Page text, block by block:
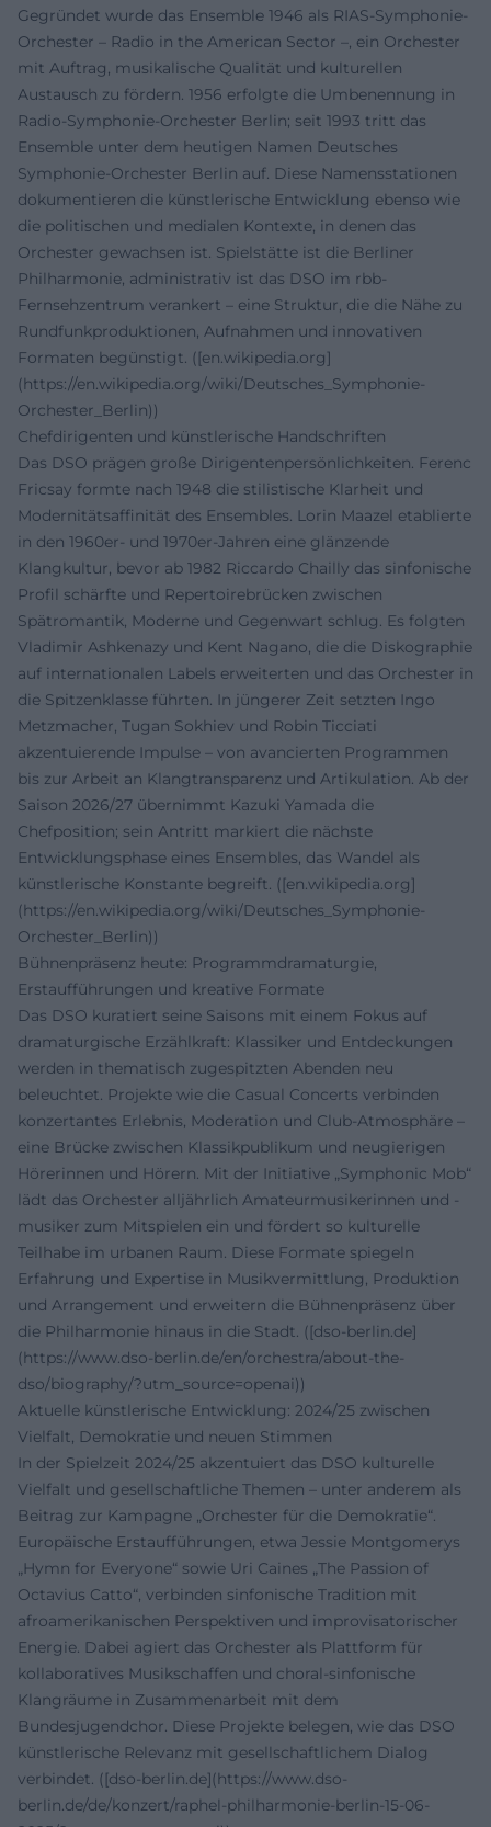
Gegründet wurde das Ensemble 1946 als RIAS-Symphonie-
Orchester – Radio in the American Sector –, ein Orchester
mit Auftrag, musikalische Qualität und kulturellen
Austausch zu fördern. 1956 erfolgte die Umbenennung in
Radio-Symphonie-Orchester Berlin; seit 1993 tritt das
Ensemble unter dem heutigen Namen Deutsches
Symphonie-Orchester Berlin auf. Diese Namensstationen
dokumentieren die künstlerische Entwicklung ebenso wie
die politischen und medialen Kontexte, in denen das
Orchester gewachsen ist. Spielstätte ist die Berliner
Philharmonie, administrativ ist das DSO im rbb-
Fernsehzentrum verankert – eine Struktur, die die Nähe zu
Rundfunkproduktionen, Aufnahmen und innovativen
Formaten begünstigt. ([en.wikipedia.org]
(https://en.wikipedia.org/wiki/Deutsches_Symphonie-
Orchester_Berlin))
Chefdirigenten und künstlerische Handschriften
Das DSO prägen große Dirigentenpersönlichkeiten. Ferenc
Fricsay formte nach 1948 die stilistische Klarheit und
Modernitätsaffinität des Ensembles. Lorin Maazel etablierte
in den 1960er- und 1970er-Jahren eine glänzende
Klangkultur, bevor ab 1982 Riccardo Chailly das sinfonische
Profil schärfte und Repertoirebrücken zwischen
Spätromantik, Moderne und Gegenwart schlug. Es folgten
Vladimir Ashkenazy und Kent Nagano, die die Diskographie
auf internationalen Labels erweiterten und das Orchester in
die Spitzenklasse führten. In jüngerer Zeit setzten Ingo
Metzmacher, Tugan Sokhiev und Robin Ticciati
akzentuierende Impulse – von avancierten Programmen
bis zur Arbeit an Klangtransparenz und Artikulation. Ab der
Saison 2026/27 übernimmt Kazuki Yamada die
Chefposition; sein Antritt markiert die nächste
Entwicklungsphase eines Ensembles, das Wandel als
künstlerische Konstante begreift. ([en.wikipedia.org]
(https://en.wikipedia.org/wiki/Deutsches_Symphonie-
Orchester_Berlin))
Bühnenpräsenz heute: Programmdramaturgie,
Erstaufführungen und kreative Formate
Das DSO kuratiert seine Saisons mit einem Fokus auf
dramaturgische Erzählkraft: Klassiker und Entdeckungen
werden in thematisch zugespitzten Abenden neu
beleuchtet. Projekte wie die Casual Concerts verbinden
konzertantes Erlebnis, Moderation und Club-Atmosphäre –
eine Brücke zwischen Klassikpublikum und neugierigen
Hörerinnen und Hörern. Mit der Initiative „Symphonic Mob“
lädt das Orchester alljährlich Amateurmusikerinnen und -
musiker zum Mitspielen ein und fördert so kulturelle
Teilhabe im urbanen Raum. Diese Formate spiegeln
Erfahrung und Expertise in Musikvermittlung, Produktion
und Arrangement und erweitern die Bühnenpräsenz über
die Philharmonie hinaus in die Stadt. ([dso-berlin.de]
(https://www.dso-berlin.de/en/orchestra/about-the-
dso/biography/?utm_source=openai))
Aktuelle künstlerische Entwicklung: 2024/25 zwischen
Vielfalt, Demokratie und neuen Stimmen
In der Spielzeit 2024/25 akzentuiert das DSO kulturelle
Vielfalt und gesellschaftliche Themen – unter anderem als
Beitrag zur Kampagne „Orchester für die Demokratie“.
Europäische Erstaufführungen, etwa Jessie Montgomerys
„Hymn for Everyone“ sowie Uri Caines „The Passion of
Octavius Catto“, verbinden sinfonische Tradition mit
afroamerikanischen Perspektiven und improvisatorischer
Energie. Dabei agiert das Orchester als Plattform für
kollaboratives Musikschaffen und choral-sinfonische
Klangräume in Zusammenarbeit mit dem
Bundesjugendchor. Diese Projekte belegen, wie das DSO
künstlerische Relevanz mit gesellschaftlichem Dialog
verbindet. ([dso-berlin.de](https://www.dso-
berlin.de/de/konzert/raphel-philharmonie-berlin-15-06-